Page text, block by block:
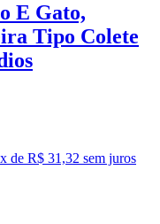
E Gato,
Tipo Colete
x de R$ 31,32 sem juros